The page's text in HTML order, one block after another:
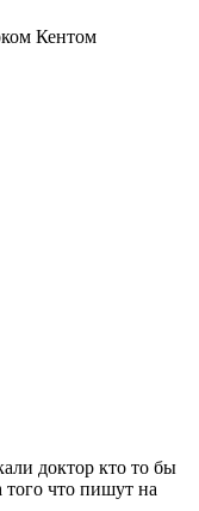
Кентом
доктор кто то бы
того что пишут на